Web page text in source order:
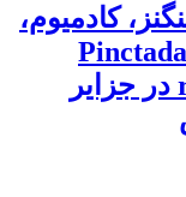
کادمیوم،
کروم و سرب در صدف محار Pinctada
radiata (Bivalvia: Pterioida) در جزایر